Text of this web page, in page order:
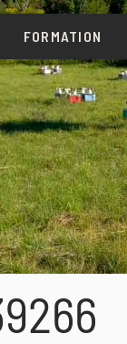
FORMATION